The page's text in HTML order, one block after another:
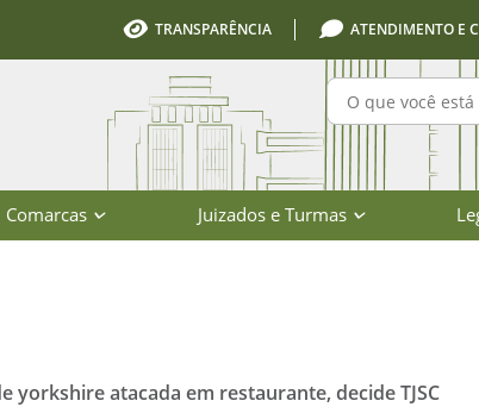
TRANSPARÊNCIA ATENDIMENTO E
Pesquisar
Comarcas Juizados e Turmas
Catarina
atacada em restaurante, decide TJSC